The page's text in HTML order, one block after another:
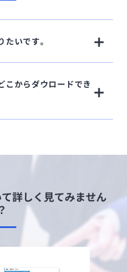
いです。
こからダウロードでき
詳しく見てみません